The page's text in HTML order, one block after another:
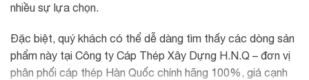
nhiều sự lựa chọn.
Đặc biệt, quý khách có thể dễ dàng tìm thấy các dòng sản
phẩm này tại Công ty Cáp Thép Xây Dựng H.N.Q – đơn vị
phân phối cáp thép Hàn Quốc chính hãng 100%, giá cạnh